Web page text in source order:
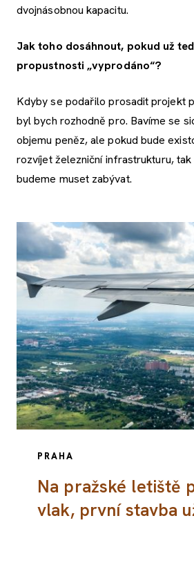
dvojnásobnou kapacitu.
Jak toho dosáhnout, pokud už
propustnosti „vyprodáno“?
Kdyby se podařilo prosadit projekt
byl bych rozhodně pro. Bavíme se
objemu peněz, ale pokud bude
rozvíjet železniční infrastrukturu,
budeme muset zabývat.
PRAHA
Na pražské letiště
vlak, první stavba